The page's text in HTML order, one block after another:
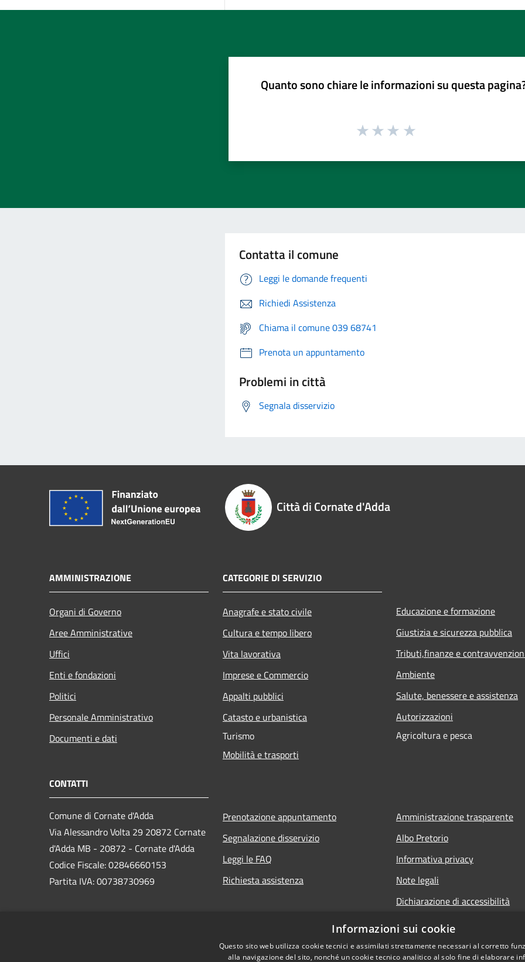
Quanto sono chiare le informazioni su questa
Contatta il comune
Leggi le domande frequenti
Richiedi Assistenza
Chiama il comune 039 68741
Prenota un appuntamento
Problemi in città
Segnala disservizio
Città di Cornate d'Adda
AMMINISTRAZIONE
Organi di Governo
Aree Amministrative
Uffici
Enti e fondazioni
Politici
Personale Amministrativo
Documenti e dati
CATEGORIE DI SERVIZIO
Anagrafe e stato civile
Cultura e tempo libero
Vita lavorativa
Imprese e Commercio
Appalti pubblici
Catasto e urbanistica
Turismo
Mobilità e trasporti
Educazione e formazione
Giustizia e sicurezza pubblica
Tributi,finanze e
Ambiente
Salute, benessere e assistenza
Autorizzazioni
Agricoltura e pesca
CONTATTI
Comune di Cornate d'Adda
Via Alessandro Volta 29 20872 Cornate
d'Adda MB - 20872 - Cornate d'Adda
Codice Fiscale: 02846660153
Partita IVA: 00738730969
Prenotazione appuntamento
Segnalazione disservizio
Leggi le FAQ
Richiesta assistenza
Amministrazione trasparente
Albo Pretorio
Informativa privacy
Note legali
Dichiarazione di accessibilità
Informazioni sui cookie
Questo sito web utilizza cookie tecnici e assimilati strettamente necessari al corretto
alla navigazione del sito, nonché un cookie tecnico analitico al solo fine di elaborare